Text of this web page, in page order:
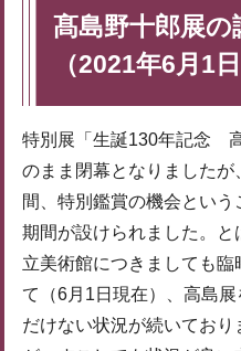
髙島野十郎展
（2021年6月1日
特別展「生誕130年記念
のまま閉幕となりましたが
間、特別鑑賞の機会という
期間が設けられました。
立美術館につきましても
て（6月1日現在）、高島
だけない状況が続いてお